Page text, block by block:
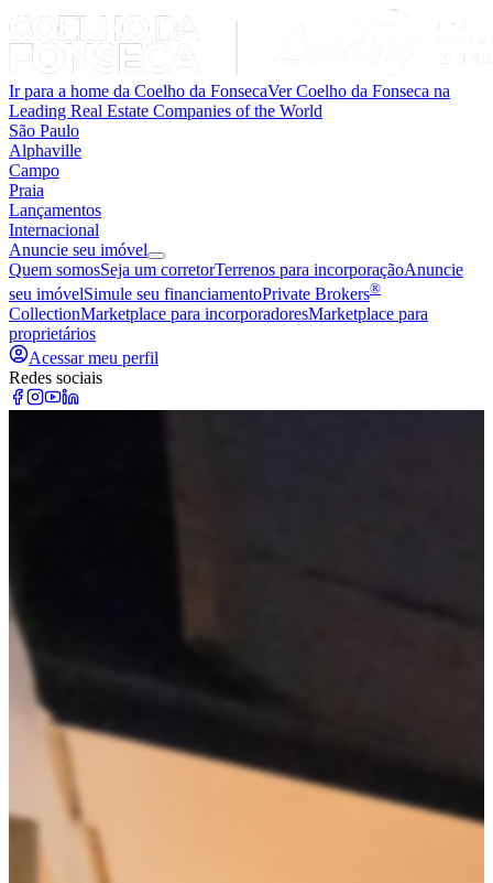
Ir para a home da Coelho da FonsecaVer Coelho da Fonseca na
Leading Real Estate Companies of the World
São Paulo
Alphaville
Campo
Praia
Lançamentos
Internacional
Anuncie seu imóvel
Quem somosSeja um corretorTerrenos para incorporaçãoAnuncie
seu imóvelSimule seu financiamentoPrivate Brokers®
CollectionMarketplace para incorporadoresMarketplace para
proprietários
Acessar meu perfil
Redes sociais